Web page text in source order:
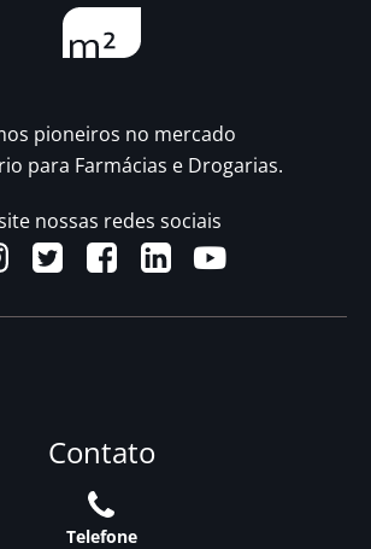
pioneiros no mercado
para Farmácias e Drogarias.
nossas redes sociais
Contato
Telefone